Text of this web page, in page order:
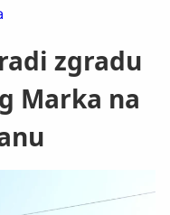
zgradu
Marka na